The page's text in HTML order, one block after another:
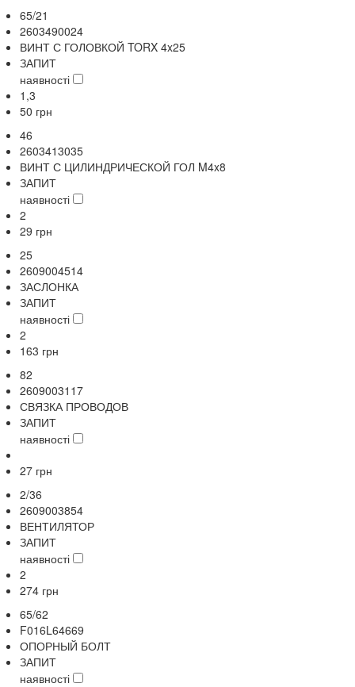
65/21
2603490024
ВИНТ С ГОЛОВКОЙ TORX 4x25
ЗАПИТ
наявності
1,3
50 грн
46
2603413035
ВИНТ С ЦИЛИНДРИЧЕСКОЙ ГОЛ M4x8
ЗАПИТ
наявності
2
29 грн
25
2609004514
ЗАСЛОНКА
ЗАПИТ
наявності
2
163 грн
82
2609003117
СВЯЗКА ПРОВОДОВ
ЗАПИТ
наявності
27 грн
2/36
2609003854
ВЕНТИЛЯТОР
ЗАПИТ
наявності
2
274 грн
65/62
F016L64669
ОПОРНЫЙ БОЛТ
ЗАПИТ
наявності